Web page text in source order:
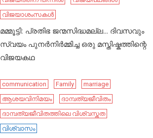
വിജയാശംസകൾ
മമ്മൂട്ടി: പ്രതിഭ ജന്മസിദ്ധമല്ല… ദിവസവും
സ്വയം പുനർനിർമ്മിച്ച ഒരു മസ്തിഷ്കത്തിന്റെ
വിജയകഥ
communication Family
marriage
ആശയവിനിമയം
ദാമ്പത്യജീവിതം
ദാമ്പത്യജീവിതത്തിലെ വിശ്വസ്തത
വിശ്വാസം